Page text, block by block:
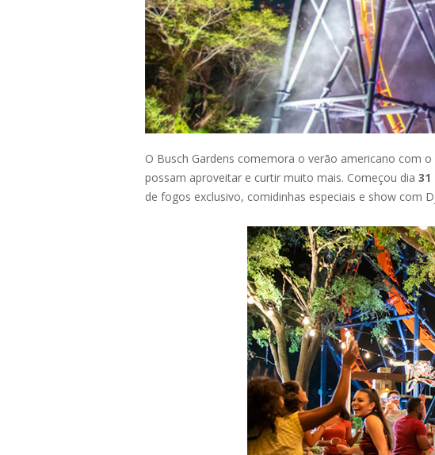
O Busch Gardens comemora o verão americano com
possam aproveitar e curtir muito mais. Começou dia 31
de fogos exclusivo, comidinhas especiais e show com